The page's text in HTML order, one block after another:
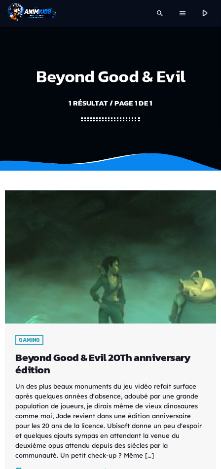
search menu play_arrow
Beyond Good & Evil
1 RÉSULTAT / PAGE 1 DE 1
GAMING
Beyond Good & Evil 20Th anniversary
édition
Un des plus beaux monuments du jeu vidéo refait surface
après quelques années d'absence, adoubé par une grande
population de joueurs, je dirais même de vieux dinosaures
comme moi, Jade revient dans une édition anniversaire
pour les 20 ans de la licence. Ubisoft donne un peu d'espoir
et quelques ajouts sympas en attendant la venue du
deuxième opus attendu depuis des siècles par la
communauté. Un petit check-up ? Même […]